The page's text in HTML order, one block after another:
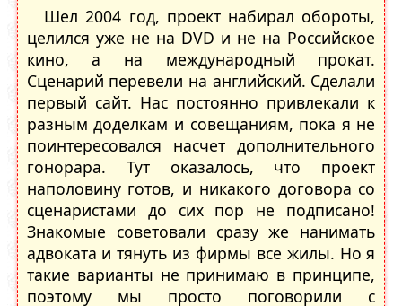
Шел 2004 год, проект набирал обороты,
целился уже не на DVD и не на Российское
кино, а на международный прокат.
Сценарий перевели на английский. Сделали
первый сайт. Нас постоянно привлекали к
разным доделкам и совещаниям, пока я не
поинтересовался насчет дополнительного
гонорара. Тут оказалось, что проект
наполовину готов, и никакого договора со
сценаристами до сих пор не подписано!
Знакомые советовали сразу же нанимать
адвоката и тянуть из фирмы все жилы. Но я
такие варианты не принимаю в принципе,
поэтому мы просто поговорили с